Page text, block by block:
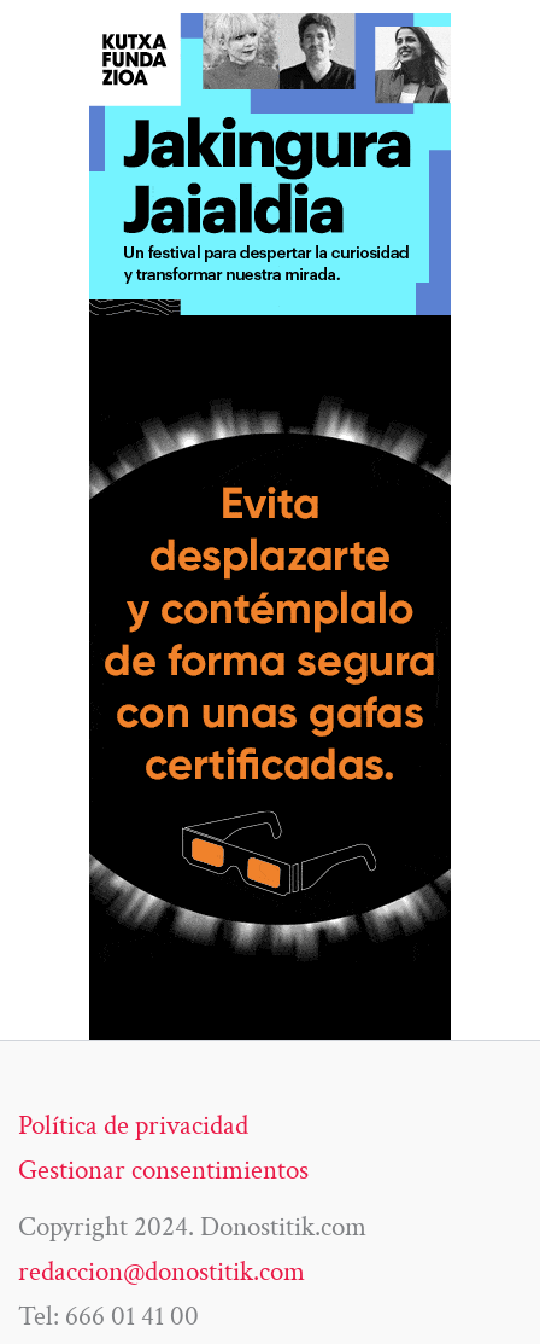
Política de privacidad
Gestionar consentimientos
Copyright 2024. Donostitik.com
redaccion@donostitik.com
Tel: 666 01 41 00